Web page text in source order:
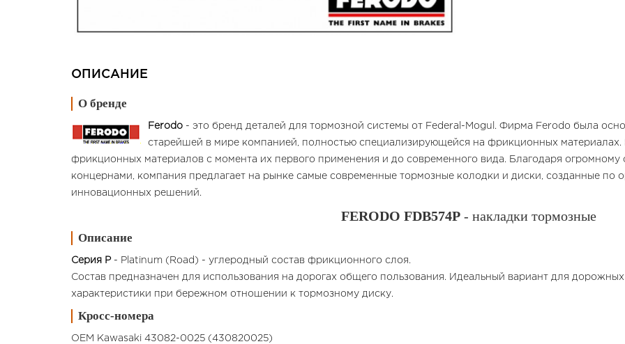
ОПИСАНИЕ
О бренде
Ferodo - это бренд деталей для тормозной системы от Federal-Mogul. Фирма Ferodo была
старейшей в мире компанией, полностью специализирующейся на фрикционных материалах.
фрикционных материалов с момента их первого применения и до современного вида. Благодаря огромному
концернами, компания предлагает на рынке самые современные тормозные колодки и диски, созданные по
инновационных решений.
FERODO FDB574P - накладки тормозные
Описание
Серия P- Platinum (Road) - углеродный состав фрикционного слоя.
Состав предназначен для использования на дорогах общего пользования. Идеальный вариант для
характеристики при бережном отношении к тормозному диску.
Кросс-номера
OEM Kawasaki 43082-0025 (430820025)